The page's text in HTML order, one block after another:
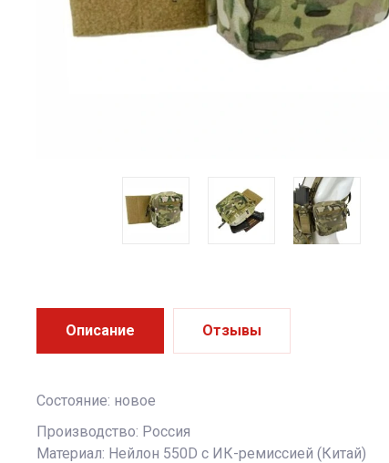
Описание Отзывы
Состояние: новое
Производство: Россия
Материал: Нейлон 550D с ИК-ремиссией (Китай)